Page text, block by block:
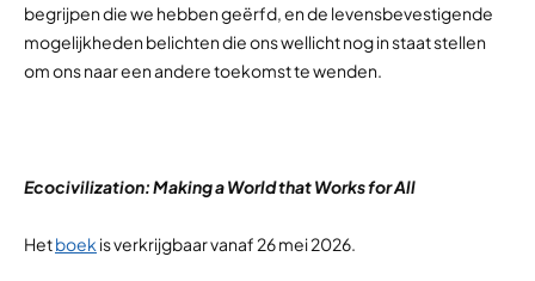
begrijpen die we hebben geërfd, en de levensbevestigende
mogelijkheden belichten die ons wellicht nog in staat stellen
om ons naar een andere toekomst te wenden.
Ecocivilization: Making a World that Works for All
Hetboek is verkrijgbaar vanaf 26 mei 2026.